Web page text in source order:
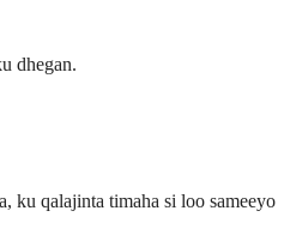
dhegan.
ku qalajinta timaha si loo sameeyo